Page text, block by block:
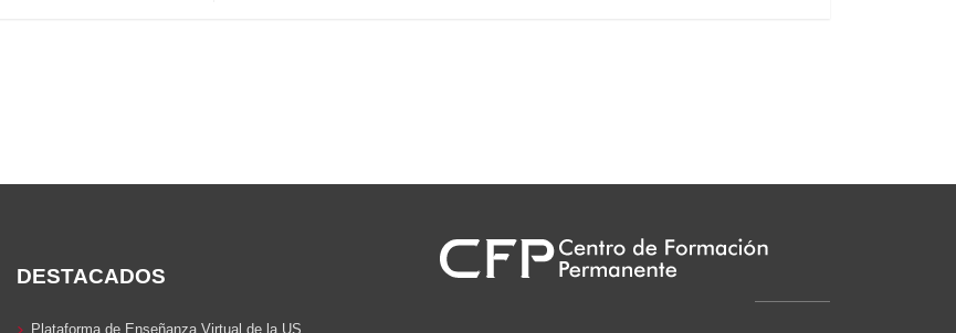
DESTACADOS
Plataforma de Enseñanza Virtual de la US